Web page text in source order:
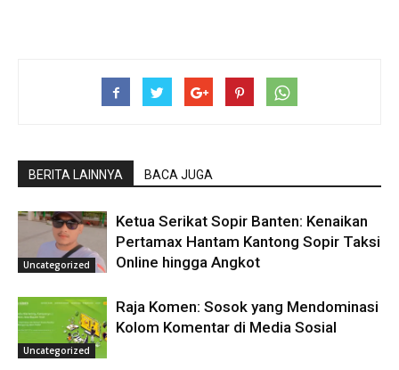
BERITA LAINNYA BACA JUGA
Uncategorized
Ketua Serikat Sopir Banten: Kenaikan
Pertamax Hantam Kantong Sopir Taksi
Online hingga Angkot
Uncategorized
Raja Komen: Sosok yang Mendominasi
Kolom Komentar di Media Sosial